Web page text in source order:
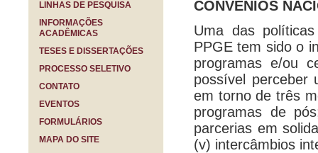
LINHAS DE PESQUISA
INFORMAÇÕES
ACADÊMICAS
TESES E DISSERTAÇÕES
PROCESSO SELETIVO
CONTATO
EVENTOS
FORMULÁRIOS
MAPA DO SITE
CONVÊNIOS
Uma das
PPGE tem sido o
programas e/ou
possível perceber
em torno de três
programas de
parcerias em
(v) intercâmbios